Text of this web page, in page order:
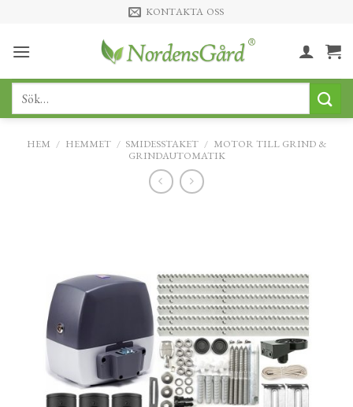
content
KONTAKTA OSS
Sök
HEM / HEMMET / SMIDESSTAKET / MOTOR TILL GRIND &
GRINDAUTOMATIK